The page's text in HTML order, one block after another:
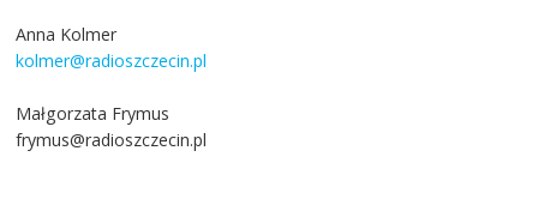
Anna Kolmer
kolmer@radioszczecin.pl
Małgorzata Frymus
frymus@radioszczecin.pl